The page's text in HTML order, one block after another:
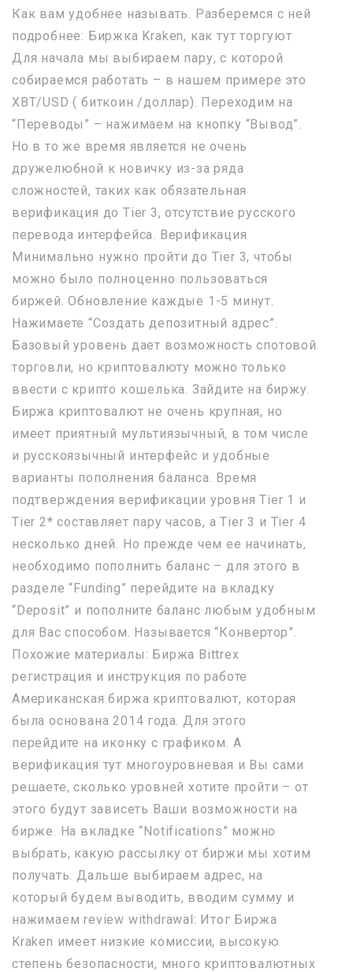
Как вам удобнее называть. Разберемся с ней
подробнее: Биржка Kraken, как тут торгуют
Для начала мы выбираем пару, с которой
собираемся работать – в нашем примере это
XBT/USD ( биткоин /доллар). Переходим на
“Переводы” – нажимаем на кнопку “Вывод”.
Но в то же время является не очень
дружелюбной к новичку из-за ряда
сложностей, таких как обязательная
верификация до Tier 3, отсутствие русского
перевода интерфейса. Верификация
Минимально нужно пройти до Tier 3, чтобы
можно было полноценно пользоваться
биржей. Обновление каждые 1-5 минут.
Нажимаете “Создать депозитный адрес”.
Базовый уровень дает возможность спотовой
торговли, но криптовалюту можно только
ввести с крипто кошелька. Зайдите на биржу.
Биржа криптовалют не очень крупная, но
имеет приятный мультиязычный, в том числе
и русскоязычный интерфейс и удобные
варианты пополнения баланса. Время
подтверждения верификации уровня Tier 1 и
Tier 2* составляет пару часов, а Tier 3 и Tier 4
несколько дней. Но прежде чем ее начинать,
необходимо пополнить баланс – для этого в
разделе “Funding” перейдите на вкладку
“Deposit” и пополните баланс любым удобным
для Вас способом. Называется “Конвертор”.
Похожие материалы: Биржа Bittrex
регистрация и инструкция по работе
Американская биржа криптовалют, которая
была основана 2014 года. Для этого
перейдите на иконку с графиком. А
верификация тут многоуровневая и Вы сами
решаете, сколько уровней хотите пройти – от
этого будут зависеть Ваши возможности на
бирже. На вкладке “Notifications” можно
выбрать, какую рассылку от биржи мы хотим
получать. Дальше выбираем адрес, на
который будем выводить, вводим сумму и
нажимаем review withdrawal: Итог Биржа
Kraken имеет низкие комиссии, высокую
степень безопасности, много криптовалютных